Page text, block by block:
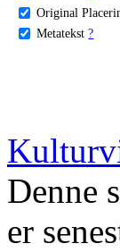
Original
Metatekst ?
Denne
er